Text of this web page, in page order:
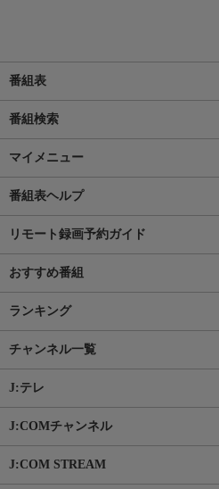
番組表
番組検索
マイメニュー
番組表ヘルプ
リモート録画予約ガイド
おすすめ番組
ランキング
チャンネル一覧
J:テレ
J:COMチャンネル
J:COM STREAM